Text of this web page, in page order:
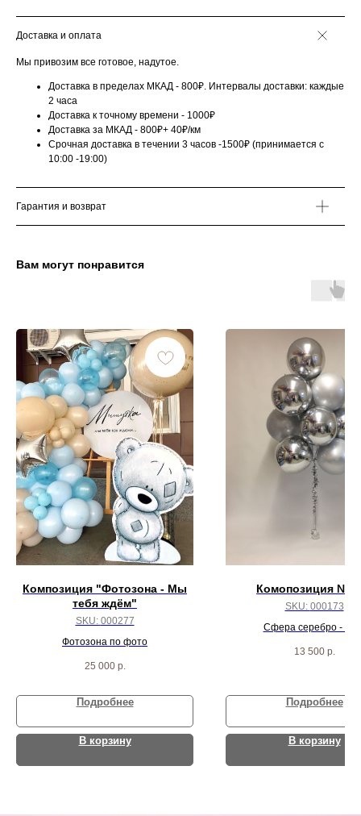
Доставка и оплата
Мы привозим все готовое, надутое.
Доставка в пределах МКАД - 800₽. Интервалы доставки: каждые
2 часа
Доставка к точному времени - 1000₽
Доставка за МКАД - 800₽+ 40₽/км
Срочная доставка в течении 3 часов -1500₽ (принимается с
10:00 -19:00)
Гарантия и возврат
Вам могут понравится
Композиция "Фотозона - Мы
тебя ждём"
SKU: 000277
Фотозона по фото
25 000 р.
Подробнее
В корзину
Комопозиция №
SKU: 000173
Сфера серебро - 5
13 500 р.
Подробнее
В корзину